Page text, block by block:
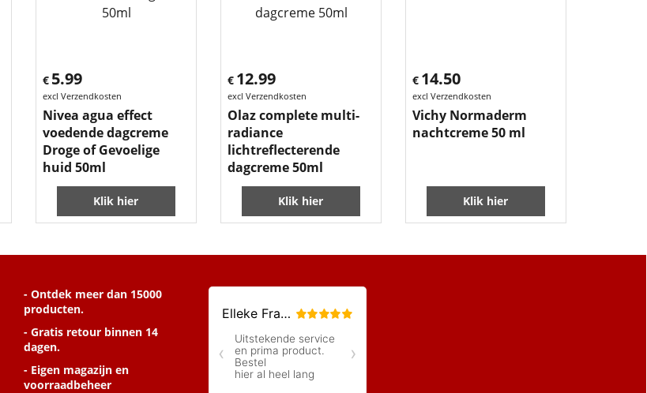
€ 5.99
excl Verzendkosten
Nivea agua effect
voedende dagcreme
Droge of Gevoelige
huid 50ml
Klik hier
€ 12.99
excl Verzendkosten
Olaz complete multi-
radiance
lichtreflecterende
dagcreme 50ml
Klik hier
€ 14.50
excl Verzendkosten
Vichy Normaderm
nachtcreme 50 ml
Klik hier
- Ontdek meer dan 15000
producten.
- Gratis retour binnen 14
dagen.
- Eigen magazijn en
voorraadbeheer